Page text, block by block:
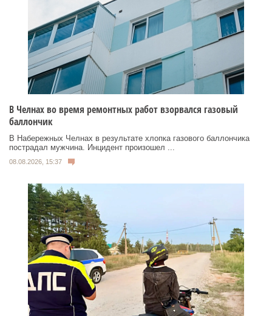
В Челнах во время ремонтных работ взорвался газовый
баллончик
В Набережных Челнах в результате хлопка газового баллончика
пострадал мужчина. Инцидент произошел ...
08.08.2026, 15:37